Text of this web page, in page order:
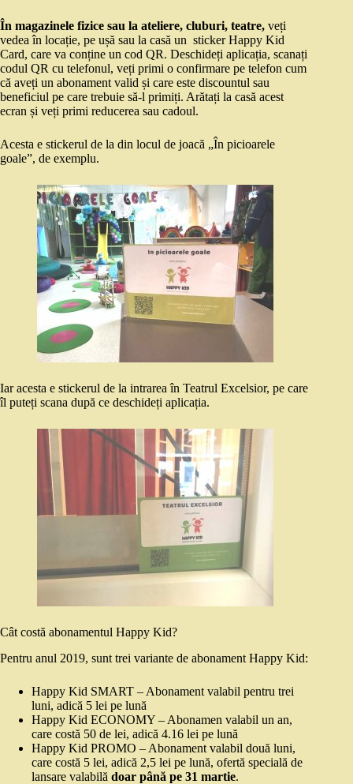
În magazinele fizice sau la ateliere, cluburi, teatre, veți
vedea în locație, pe ușă sau la casă un sticker Happy Kid
Card, care va conține un cod QR. Deschideți aplicația, scanați
codul QR cu telefonul, veți primi o confirmare pe telefon cum
că aveți un abonament valid și care este discountul sau
beneficiul pe care trebuie să-l primiți. Arătați la casă acest
ecran și veți primi reducerea sau cadoul.
Acesta e stickerul de la din locul de joacă „În picioarele
goale”, de exemplu.
Iar acesta e stickerul de la intrarea în Teatrul Excelsior, pe care
îl puteți scana după ce deschideți aplicația.
Cât costă abonamentul Happy Kid?
Pentru anul 2019, sunt trei variante de abonament Happy Kid:
Happy Kid SMART – Abonament valabil pentru trei
luni, adică 5 lei pe lună
Happy Kid ECONOMY – Abonamen valabil un an,
care costă 50 de lei, adică 4.16 lei pe lună
Happy Kid PROMO – Abonament valabil două luni,
care costă 5 lei, adică 2,5 lei pe lună, ofertă specială de
lansare valabilă doar până pe 31 martie.